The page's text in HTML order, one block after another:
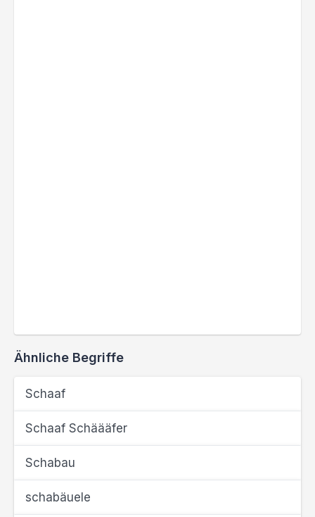
Ähnliche Begriffe
Schaaf
Schaaf Schäääfer
Schabau
schabäuele